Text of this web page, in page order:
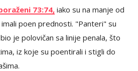
73:74, iako su na manje od
poen prednosti. "Panteri" su
je polovičan sa linije penala, što
iz koje su poentirali i stigli do